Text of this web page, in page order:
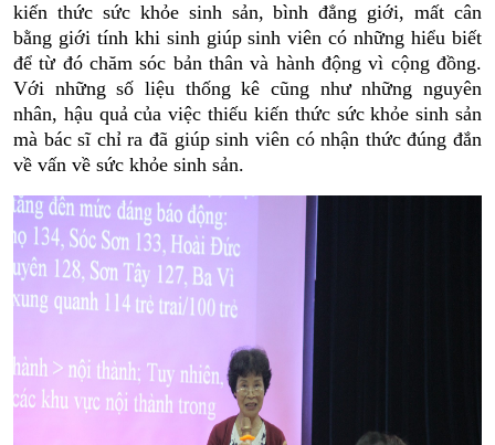
kiến thức sức khỏe sinh sản, bình đẳng giới, mất cân
bằng giới tính khi sinh giúp sinh viên có những hiểu biết
để từ đó chăm sóc bản thân và hành động vì cộng đồng.
Với những số liệu thống kê cũng như những nguyên
nhân, hậu quả của việc thiếu kiến thức sức khỏe sinh sản
mà bác sĩ chỉ ra đã giúp sinh viên có nhận thức đúng đắn
về vấn về sức khỏe sinh sản.